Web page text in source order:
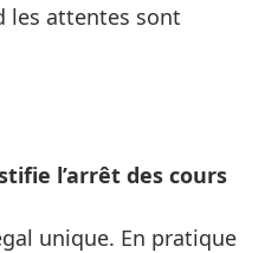
les attentes sont
l’arrêt des cours
unique. En pratique